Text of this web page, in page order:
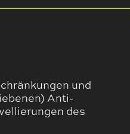
und
Anti-
des